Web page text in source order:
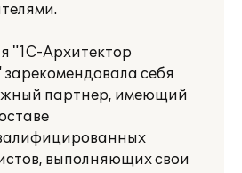
"1С-Архитектор
себя
партнер, имеющий
выполняющих свои